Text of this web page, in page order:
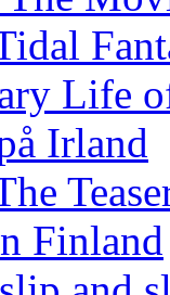
Life
Irland
Finland